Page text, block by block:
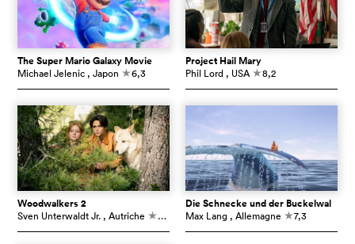
The Super Mario Galaxy Movie
Michael Jelenic , Japon c6,3
Project Hail Mary
Phil Lord , USA c8,2
Woodwalkers 2
Sven Unterwaldt Jr. , Autriche c5,4
Die Schnecke und der Buckelwal
Max Lang , Allemagne c7,3